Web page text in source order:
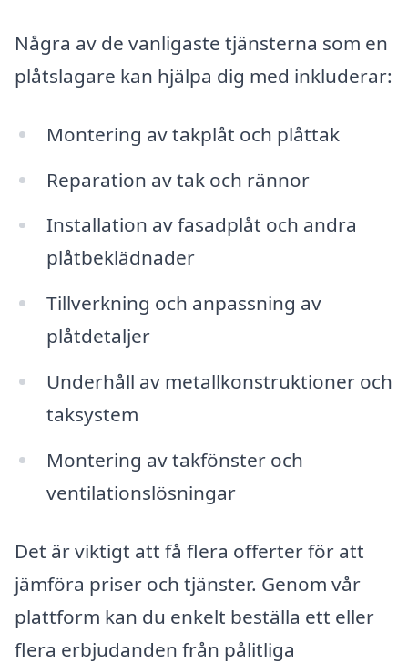
Några av de vanligaste tjänsterna som en
plåtslagare kan hjälpa dig med inkluderar:
Montering av takplåt och plåttak
Reparation av tak och rännor
Installation av fasadplåt och andra
plåtbeklädnader
Tillverkning och anpassning av
plåtdetaljer
Underhåll av metallkonstruktioner och
taksystem
Montering av takfönster och
ventilationslösningar
Det är viktigt att få flera offerter för att
jämföra priser och tjänster. Genom vår
plattform kan du enkelt beställa ett eller
flera erbjudanden från pålitliga